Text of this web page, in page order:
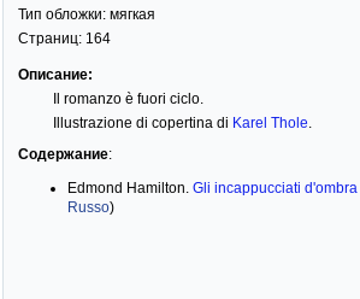
Тип обложки: мягкая
Страниц: 164
Описание:
Il romanzo è fuori ciclo.
Illustrazione di copertina di Karel Thole.
Содержание:
Edmond Hamilton. Gli incappucciati d'ombra
Russo)